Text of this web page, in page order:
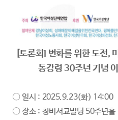
[토론회] 변화를 위한 도전,
동강령 30주년 기념
〇 일시 : 2025.9.23(화) 14:00
〇 장소 : 창비서교빌딩 50주년홀